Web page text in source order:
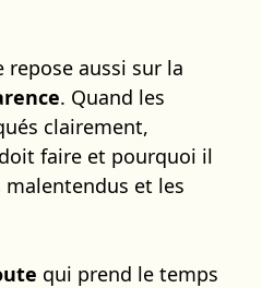
repose aussi sur la
. Quand les
clairement,
faire et pourquoi il
malentendus et les
qui prend le temps